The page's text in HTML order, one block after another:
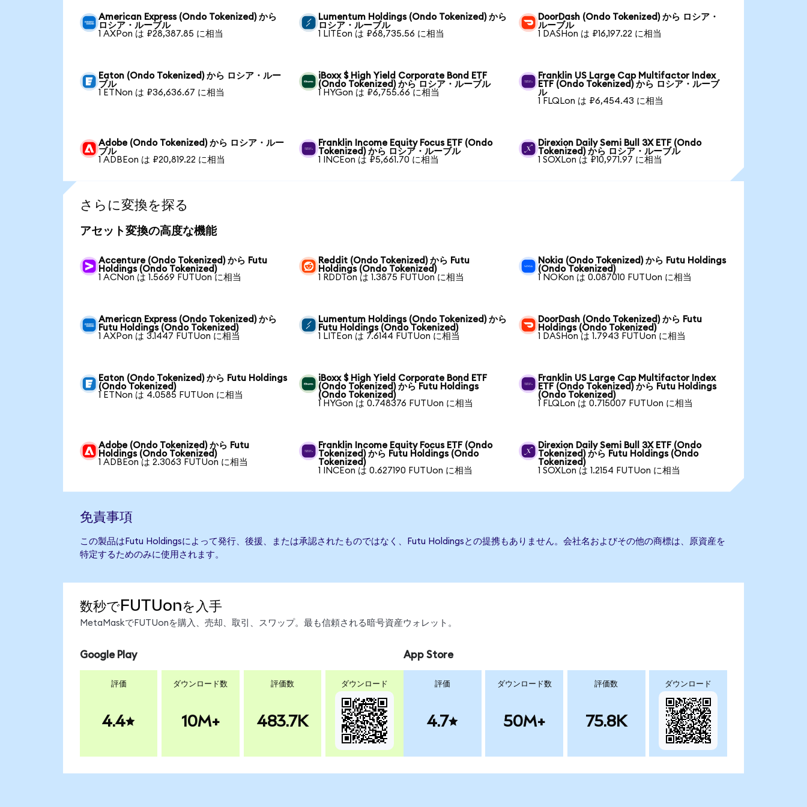
American Express (Ondo Tokenized) から
ロシア・ルーブル
1 AXPon は ₽28,387.85 に相当
Lumentum Holdings (Ondo Tokenized) から
ロシア・ルーブル
1 LITEon は ₽68,735.56 に相当
DoorDash (Ondo Tokenized) から ロシア・
ルーブル
1 DASHon は ₽16,197.22 に相当
Eaton (Ondo Tokenized) から ロシア・ルー
ブル
1 ETNon は ₽36,636.67 に相当
iBoxx $ High Yield Corporate Bond ETF
(Ondo Tokenized) から ロシア・ルーブル
1 HYGon は ₽6,755.66 に相当
Franklin US Large Cap Multifactor Index
ETF (Ondo Tokenized) から ロシア・ルーブ
ル
1 FLQLon は ₽6,454.43 に相当
Adobe (Ondo Tokenized) から ロシア・ルー
ブル
1 ADBEon は ₽20,819.22 に相当
Franklin Income Equity Focus ETF (Ondo
Tokenized) から ロシア・ルーブル
1 INCEon は ₽5,661.70 に相当
Direxion Daily Semi Bull 3X ETF (Ondo
Tokenized) から ロシア・ルーブル
1 SOXLon は ₽10,971.97 に相当
さらに変換を探る
アセット変換の高度な機能
Accenture (Ondo Tokenized) から Futu
Holdings (Ondo Tokenized)
1 ACNon は 1.5669 FUTUon に相当
Reddit (Ondo Tokenized) から Futu
Holdings (Ondo Tokenized)
1 RDDTon は 1.3875 FUTUon に相当
Nokia (Ondo Tokenized) から Futu Holdings
(Ondo Tokenized)
1 NOKon は 0.087010 FUTUon に相当
American Express (Ondo Tokenized) から
Futu Holdings (Ondo Tokenized)
1 AXPon は 3.1447 FUTUon に相当
Lumentum Holdings (Ondo Tokenized) から
Futu Holdings (Ondo Tokenized)
1 LITEon は 7.6144 FUTUon に相当
DoorDash (Ondo Tokenized) から Futu
Holdings (Ondo Tokenized)
1 DASHon は 1.7943 FUTUon に相当
Eaton (Ondo Tokenized) から Futu Holdings
(Ondo Tokenized)
1 ETNon は 4.0585 FUTUon に相当
iBoxx $ High Yield Corporate Bond ETF
(Ondo Tokenized) から Futu Holdings
(Ondo Tokenized)
1 HYGon は 0.748376 FUTUon に相当
Franklin US Large Cap Multifactor Index
ETF (Ondo Tokenized) から Futu Holdings
(Ondo Tokenized)
1 FLQLon は 0.715007 FUTUon に相当
Adobe (Ondo Tokenized) から Futu
Holdings (Ondo Tokenized)
1 ADBEon は 2.3063 FUTUon に相当
Franklin Income Equity Focus ETF (Ondo
Tokenized) から Futu Holdings (Ondo
Tokenized)
1 INCEon は 0.627190 FUTUon に相当
Direxion Daily Semi Bull 3X ETF (Ondo
Tokenized) から Futu Holdings (Ondo
Tokenized)
1 SOXLon は 1.2154 FUTUon に相当
免責事項
この製品はFutu Holdingsによって発行、後援、または承認されたものではなく、Futu Holdingsとの提携もありません。会社名およびその他の商標は、原資産を
特定するためのみに使用されます。
数秒でFUTUonを入手
MetaMaskでFUTUonを購入、売却、取引、スワップ。最も信頼される暗号資産ウォレット。
Google Play
評価
4.4
ダウンロード数
10M+
評価数
483.7K
ダウンロード
App Store
評価
4.7
ダウンロード数
50M+
評価数
75.8K
ダウンロード